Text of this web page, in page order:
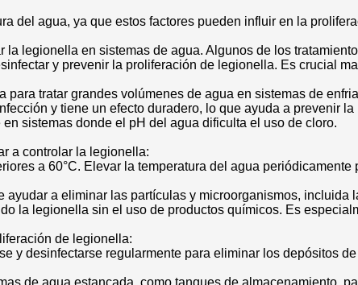
del agua, ya que estos factores pueden influir en la
legionella en sistemas de agua. Algunos de los
y prevenir la proliferación de legionella. Es crucial
tratar grandes volúmenes de agua en sistemas de
y tiene un efecto duradero, lo que ayuda a prevenir
sistemas donde el pH del agua dificulta el uso de cloro.
a controlar la legionella:
a 60°C. Elevar la temperatura del agua
a eliminar las partículas y microorganismos, incluida
la legionella sin el uso de productos químicos. Es
de legionella:
y desinfectarse regularmente para eliminar los depósitos
de agua estancada, como tanques de almacenamiento,